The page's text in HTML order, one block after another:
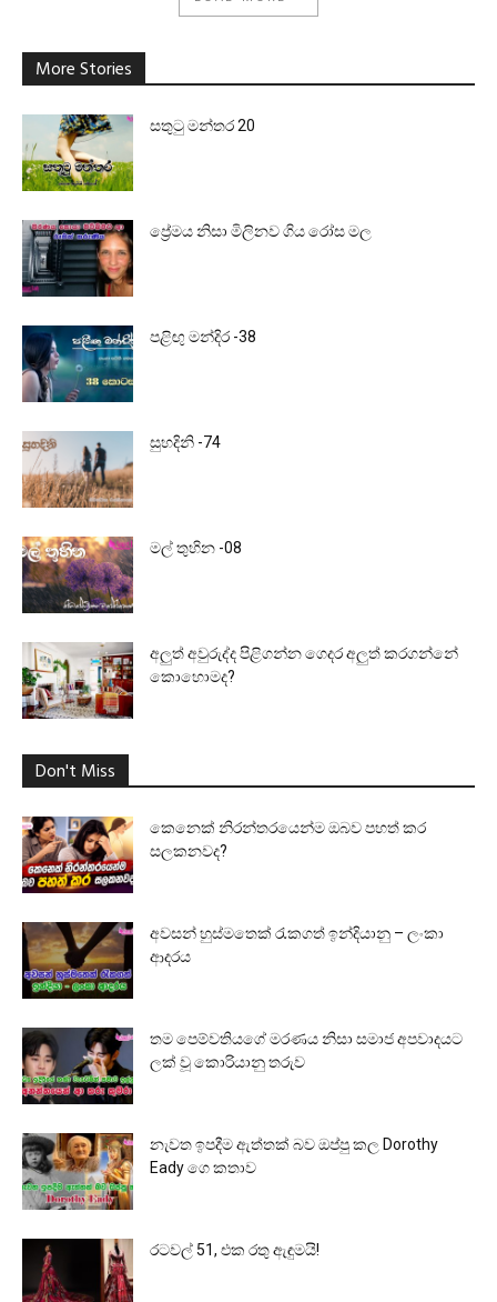
More Stories
සතුටු මන්තර 20
ප්‍රේමය නිසා මිලිනව ගිය රෝස මල
පළිඟු මන්දිර -38
සුහදිනි -74
මල් තුහින -08
අලුත් අවුරුද්ද පිළිගන්න ගෙදර අලුත් කරගන්නේ
කොහොමද?
Don't Miss
කෙනෙක් නිරන්තරයෙන්ම ඔබව පහත් කර
සලකනවද?
අවසන් හුස්මතෙක් රැකගත් ඉන්දියානු – ලංකා
ආදරය
තම පෙම්වතියගේ මරණය නිසා සමාජ අපවාදයට
ලක් වූ කොරියානු තරුව
නැවත ඉපදීම ඇත්තක් බව ඔප්පු කල Dorothy
Eady ගෙ කතාව
රටවල් 51, එක රතු ඇඳුමයි!